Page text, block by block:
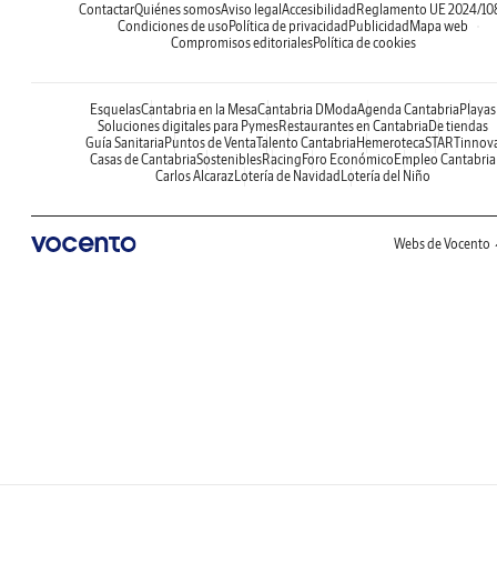
ContactarQuiénes somosAviso legal Accesibilidad Reglamento UE 2024/
Condiciones de uso Política de privacidad Publicidad Mapa web
Compromisos editorialesPolítica de cookies
EsquelasCantabria en la MesaCantabria DModaAgenda Cantabria Playas
Soluciones digitales para PymesRestaurantes en Cantabria De tiendas
Guía Sanitaria Puntos de VentaTalento Cantabria Hemeroteca
Casas de CantabriaSosteniblesRacing Foro Económico Empleo Cantabria
Carlos AlcarazLotería de Navidad Lotería del Niño
Webs de Vocento